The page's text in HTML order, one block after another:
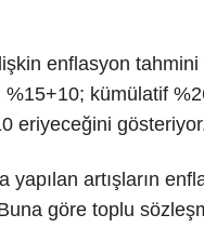
enflasyon
kümülatif
eriyeceğini
yapılan artışların
göre toplu